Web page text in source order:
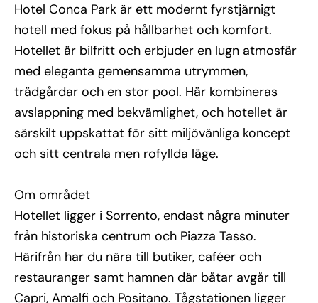
Service: Reception dygnet runt, room service,
conciergeservice, tvättservice och hjälp med
utflyktsbokningar.
Mat & dryck: Restaurangen serverar lokala och
internationella rätter. Frukostbuffé ingår, med
alternativ för olika kostpreferenser.
Atmosfär: Avslappnad, miljömedveten och modern –
ett hotell som kombinerar komfort med hållbarhet.
Hotel Conca Park är ett modernt fyrstjärnigt
hotell med fokus på hållbarhet och komfort.
Hotellet är bilfritt och erbjuder en lugn atmosfär
med eleganta gemensamma utrymmen,
trädgårdar och en stor pool. Här kombineras
avslappning med bekvämlighet, och hotellet är
särskilt uppskattat för sitt miljövänliga koncept
och sitt centrala men rofyllda läge.
Om området
Hotellet ligger i Sorrento, endast några minuter
från historiska centrum och Piazza Tasso.
Härifrån har du nära till butiker, caféer och
restauranger samt hamnen där båtar avgår till
Capri, Amalfi och Positano. Tågstationen ligger